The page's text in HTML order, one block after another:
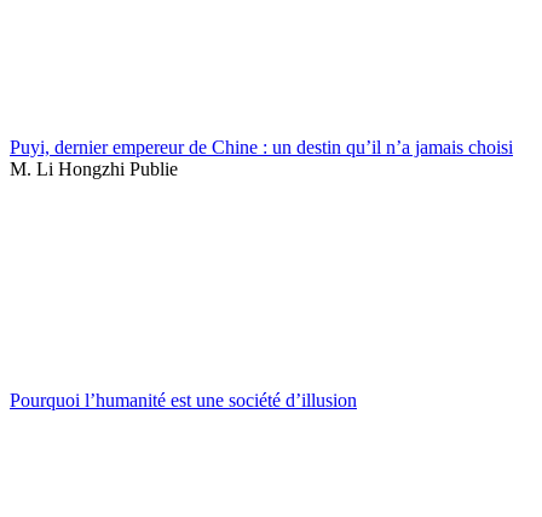
Puyi, dernier empereur de Chine : un destin qu’il n’a jamais choisi
M. Li Hongzhi Publie
Pourquoi l’humanité est une société d’illusion